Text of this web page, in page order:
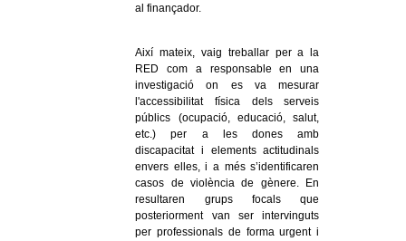
al finançador.
Així mateix, vaig treballar per a la
RED com a responsable en una
investigació on es va mesurar
l'accessibilitat física dels serveis
públics (ocupació, educació, salut,
etc.) per a les dones amb
discapacitat i elements actitudinals
envers elles, i a més s’identificaren
casos de violència de gènere. En
resultaren grups focals que
posteriorment van ser intervinguts
per professionals de forma urgent i